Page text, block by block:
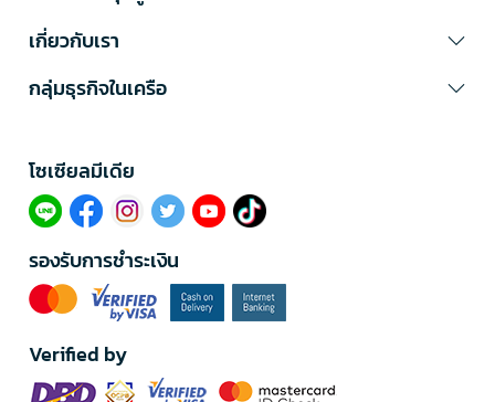
เกี่ยวกับเรา
กลุ่มธุรกิจในเครือ
โซเซียลมีเดีย​
รองรับการชำระเงิน
Verified by